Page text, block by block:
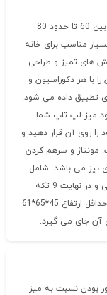
میز لپ تاپ چوبی مدل تاشو با قابلیت تنظیم ارتفاع بین 60 تا حدود 80
مناسب برای خانه
های تمیز و طراحی
با هر دکوراسیون و
تطبیق داده می شود.
می شود میز لپ تاپ شما
را روی آن قرار دهید و
مونتاژ و سرهم کردن
نیز می باشد. شامل
22 قطعه پیچ، 22 قطعه قفل، 4 قطعه اتصال خروسکی و در نهایت 9 تکه
چوبی میز می باشد. ابعاد میز در حالت بسته شده با حداقل ارتفاع 45*65*61
آن جای می گیرد.
بودن نسبت به میز